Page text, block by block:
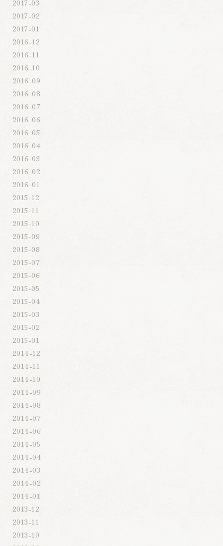
2017-03
2017-02
2017-01
2016-12
2016-11
2016-10
2016-09
2016-08
2016-07
2016-06
2016-05
2016-04
2016-03
2016-02
2016-01
2015-12
2015-11
2015-10
2015-09
2015-08
2015-07
2015-06
2015-05
2015-04
2015-03
2015-02
2015-01
2014-12
2014-11
2014-10
2014-09
2014-08
2014-07
2014-06
2014-05
2014-04
2014-03
2014-02
2014-01
2013-12
2013-11
2013-10